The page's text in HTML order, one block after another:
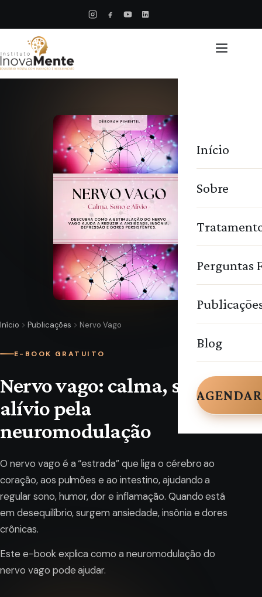
Início
Sobre
Perguntas
Blog
Início Publicações Nervo Vago
E-BOOK GRATUITO
Nervo vago: calma, sono e
alívio pela
neuromodulação
O nervo vago é a “estrada” que liga o cérebro ao
coração, aos pulmões e ao intestino, ajudando a
regular sono, humor, dor e inflamação. Quando está
em desequilíbrio, surgem ansiedade, insônia e dores
crônicas.
Este e-book explica como a neuromodulação do
nervo vago pode ajudar.